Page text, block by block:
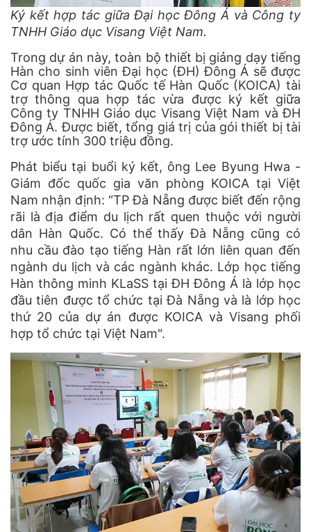
Ký kết hợp tác giữa Đại học Đông Á và Công ty
TNHH Giáo dục Visang Việt Nam.
Trong dự án này, toàn bộ thiết bị giảng dạy tiếng
Hàn cho sinh viên Đại học (ĐH) Đông Á sẽ được
Cơ quan Hợp tác Quốc tế Hàn Quốc (KOICA) tài
trợ thông qua hợp tác vừa được ký kết giữa
Công ty TNHH Giáo dục Visang Việt Nam và ĐH
Đông Á. Được biết, tổng giá trị của gói thiết bị tài
trợ ước tính 300 triệu đồng.
Phát biểu tại buổi ký kết, ông Lee Byung Hwa -
Giám đốc quốc gia văn phòng KOICA tại Việt
Nam nhận định: “TP Đà Nẵng được biết đến rộng
rãi là địa điểm du lịch rất quen thuộc với người
dân Hàn Quốc. Có thể thấy Đà Nẵng cũng có
nhu cầu đào tạo tiếng Hàn rất lớn liên quan đến
ngành du lịch và các ngành khác. Lớp học tiếng
Hàn thông minh KLaSS tại ĐH Đông Á là lớp học
đầu tiên được tổ chức tại Đà Nẵng và là lớp học
thứ 20 của dự án được KOICA và Visang phối
hợp tổ chức tại Việt Nam".